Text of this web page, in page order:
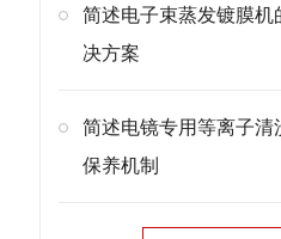
简述电子束蒸发镀膜机
决方案
简述电镜专用等离子清
保养机制